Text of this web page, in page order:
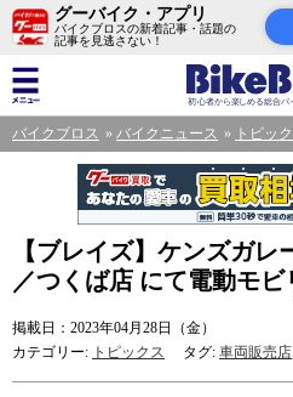
グーバイク・アプリ
バイクブロスの新着記事・話題の
記事を見逃さない！
バイクブロス バイクニュース トピッ
【ブレイズ】ケンズガ
／つくば店 にて電動モ
掲載日：2023年04月28日（金）
カテゴリー: トピックス タグ: 車両販売店